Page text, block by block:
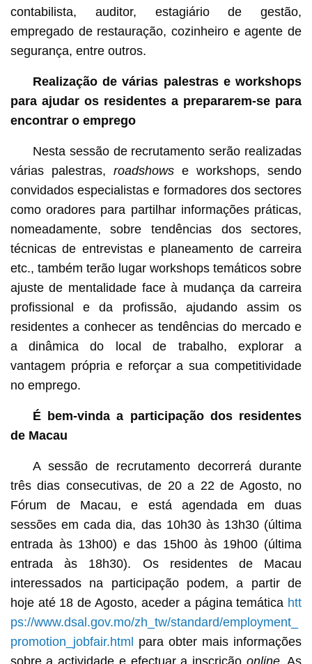
contabilista, auditor, estagiário de gestão,
empregado de restauração, cozinheiro e agente de
segurança, entre outros.
Realização de várias palestras e workshops
para ajudar os residentes a prepararem-se para
encontrar o emprego
Nesta sessão de recrutamento serão realizadas
várias palestras, roadshowse workshops, sendo
convidados especialistas e formadores dos sectores
como oradores para partilhar informações práticas,
nomeadamente, sobre tendências dos sectores,
técnicas de entrevistas e planeamento de carreira
etc., também terão lugar workshops temáticos sobre
ajuste de mentalidade face à mudança da carreira
profissional e da profissão, ajudando assim os
residentes a conhecer as tendências do mercado e
a dinâmica do local de trabalho, explorar a
vantagem própria e reforçar a sua competitividade
no emprego.
É bem-vinda a participação dos residentes
de Macau
A sessão de recrutamento decorrerá durante
três dias consecutivas, de 20 a 22 de Agosto, no
Fórum de Macau, e está agendada em duas
sessões em cada dia, das 10h30 às 13h30 (última
entrada às 13h00) e das 15h00 às 19h00 (última
entrada às 18h30). Os residentes de Macau
interessados na participação podem, a partir de
hoje até 18 de Agosto, aceder a página temática htt
ps://www.dsal.gov.mo/zh_tw/standard/employment_
promotion_jobfair.html para obter mais informações
sobre a actividade e efectuar a inscrição online. As